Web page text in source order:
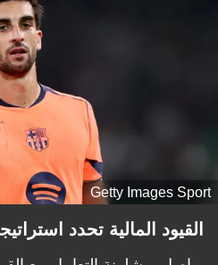
Getty Images Sport
القيود المالية تحدد